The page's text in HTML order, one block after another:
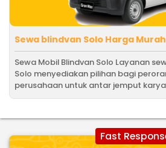
Sewa blindvan Solo Harga
Sewa Mobil Blindvan Solo Layanan
Solo menyediakan pilihan bagi
perusahaan untuk antar jemput
Fast